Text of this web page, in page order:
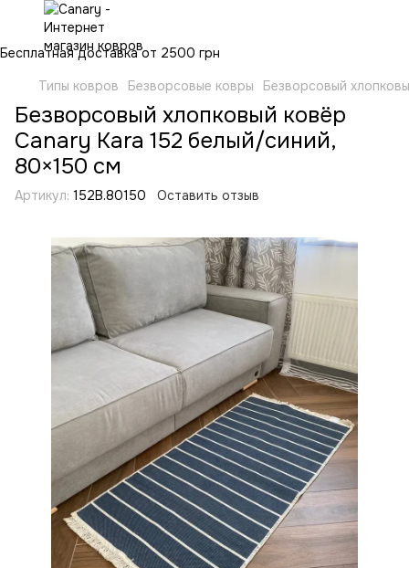
Бесплатная доставка от 2500 грн
Типы ковров
Безворсовые ковры Безворсовый
Безворсовый хлопковый ковёр
Canary Kara 152 белый/синий,
80×150 см
Артикул: 152B.80150 Оставить отзыв